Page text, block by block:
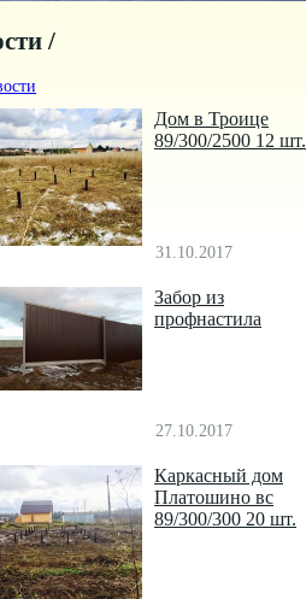
/
Дом в Троице
89/300/2500 12 шт.
31.10.2017
Забор из
профнастила
27.10.2017
Каркасный дом
Платошино вс
89/300/300 20 шт.